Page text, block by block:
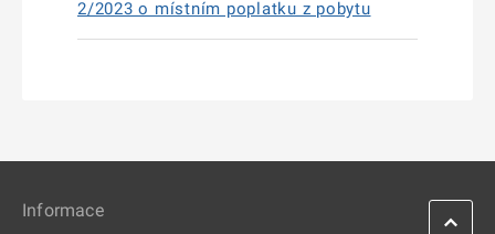
2/2023 o místním poplatku z pobytu
Informace